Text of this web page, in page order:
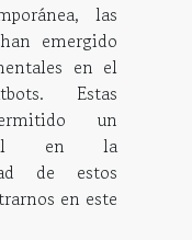
las
emergido
en el
Estas
un
en la
de estos
en este